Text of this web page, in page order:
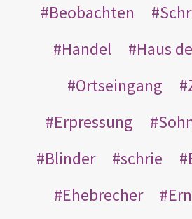
Beobachten
Handel
Haus
Ortseingang
Erpressung
Blinder
schrie
Ehebrecher